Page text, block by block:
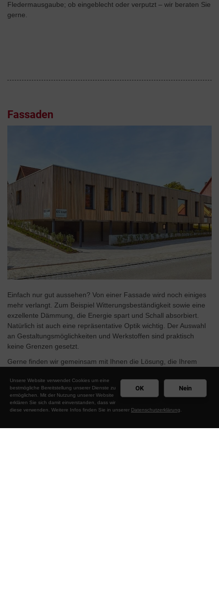
Fledermausgaube; ob eingeblecht oder verputzt – wir beraten Sie
gerne.
Fassaden
Einfach nur gut aussehen? Von einer Fassade wird noch einiges
mehr verlangt. Zum Beispiel Witterungsbeständigkeit sowie eine
exzellente Dämmung, die Energie spart und Schall absorbiert.
Natürlich ist auch eine repräsentative Optik wichtig. Der Auswahl
an Gestaltungsmöglichkeiten und Werkstoffen sind praktisch
keine Grenzen gesetzt.
Gerne finden wir gemeinsam mit Ihnen die Lösung, die Ihrem
Nein
OK
Unsere Website verwendet Cookies um eine
bestmögliche Bereitstellung unserer Dienste zu
ermöglichen. Mit der Nutzung unserer Website
erklären Sie sich damit einverstanden, dass wir
diese verwenden. Weitere Infos finden Sie in unserer Datenschutzerklärung